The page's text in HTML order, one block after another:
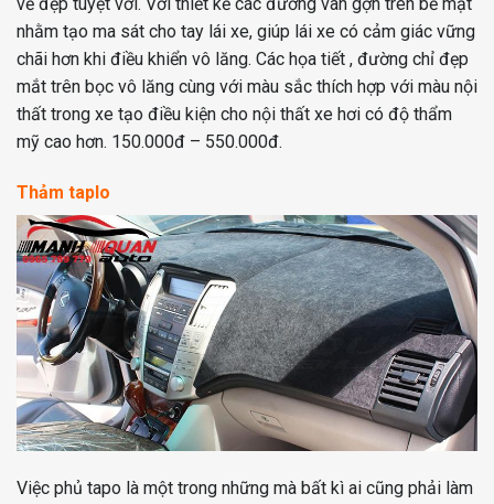
vẻ đẹp tuyệt vời. Với thiết kế các đường vân gợn trên bề mặt
nhằm tạo ma sát cho tay lái xe, giúp lái xe có cảm giác vững
chãi hơn khi điều khiển vô lăng. Các họa tiết , đường chỉ đẹp
mắt trên bọc vô lăng cùng với màu sắc thích hợp với màu nội
thất trong xe tạo điều kiện cho nội thất xe hơi có độ thẩm
mỹ cao hơn. 150.000đ – 550.000đ.
Thảm taplo
Việc phủ tapo là một trong những mà bất kì ai cũng phải làm